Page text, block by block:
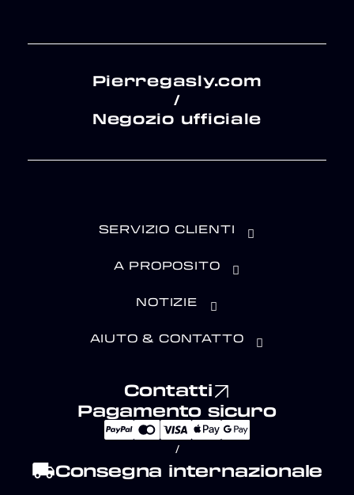
Pierregasly.com
/
Negozio ufficiale
SERVIZIO CLIENTI
A PROPOSITO
NOTIZIE
AIUTO & CONTATTO
Contatti
Pagamento sicuro
/
local_shippingConsegna internazionale